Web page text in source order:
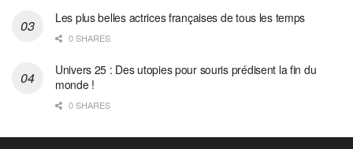
Les plus belles actrices françaises de tous les temps
0 SHARES
Univers 25 : Des utopies pour souris prédisent la fin du
monde !
0 SHARES